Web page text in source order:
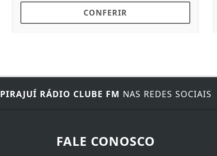
CONFERIR
PIRAJUÍ RÁDIO CLUBE FM NAS REDES SOCIAIS
FALE CONOSCO